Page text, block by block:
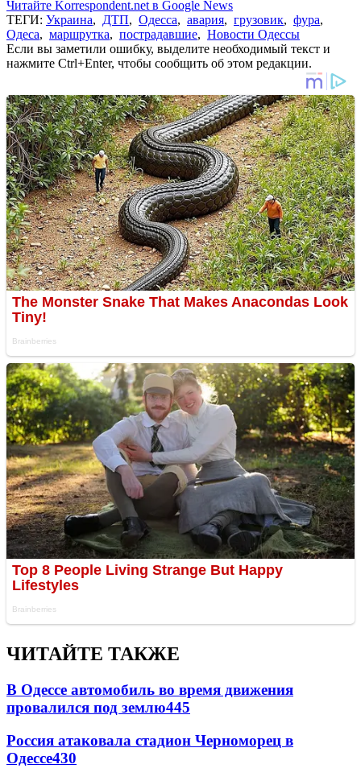
Читайте Korrespondent.net в Google News
ТЕГИ: Украина, ДТП, Одесса, авария, грузовик, фура,
Одеса, маршрутка, пострадавшие, Новости Одессы
Если вы заметили ошибку, выделите необходимый текст и
нажмите Ctrl+Enter, чтобы сообщить об этом редакции.
ЧИТАЙТЕ ТАКЖЕ
В Одессе автомобиль во время движения
провалился под землю445
Россия атаковала стадион Черноморец в
Одессе430